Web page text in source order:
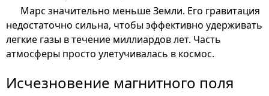
Марс значительно меньше Земли. Его гравитация
недостаточно сильна, чтобы эффективно удерживать
легкие газы в течение миллиардов лет. Часть
атмосферы просто улетучивалась в космос.
Исчезновение магнитного поля